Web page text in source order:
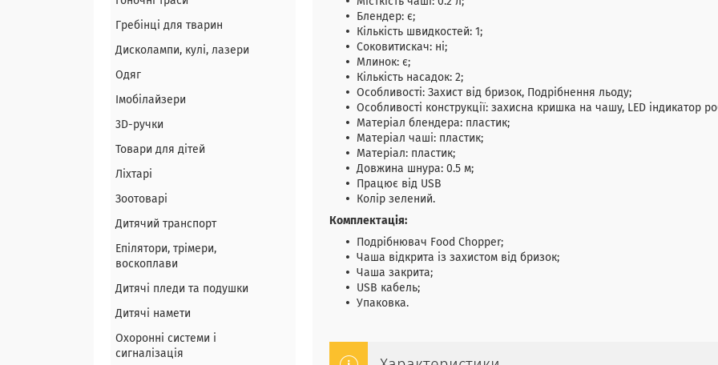
Блендер: є;
Кількість швидкостей: 1;
Соковитискач: ні;
Млинок: є;
Кількість насадок: 2;
Особливості: Захист від бризок, Подрібнення льоду;
Особливості конструкції: захисна кришка на чашу, LED індикатор
Матеріал блендера: пластик;
Матеріал чаші: пластик;
Матеріал: пластик;
Довжина шнура: 0.5 м;
Працює від USB
Колір зелений.
Комплектація:
Подрібнювач Food Chopper;
Чаша відкрита із захистом від бризок;
Чаша закрита;
USB кабель;
Упаковка.
Гребінці для тварин
Дисколампи, кулі, лазери
Одяг
Імобілайзери
3D-ручки
Товари для дітей
Ліхтарі
Зоотоварі
Дитячий транспорт
Епілятори, трімери,
воскоплави
Дитячі пледи та подушки
Дитячі намети
Охоронні системи і
сигналізація